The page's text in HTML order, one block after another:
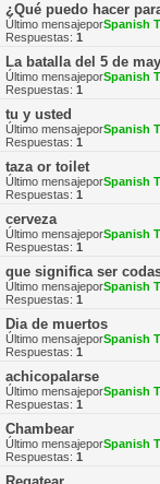
¿Qué puedo hacer
Último mensajeporSpanish
Respuestas: 1
La batalla del 5 de
Último mensajeporSpanish
Respuestas: 1
tu y usted
Último mensajeporSpanish
Respuestas: 1
taza or toilet
Último mensajeporSpanish
Respuestas: 1
cerveza
Último mensajeporSpanish
Respuestas: 1
que significa ser
Último mensajeporSpanish
Respuestas: 1
Dia de muertos
Último mensajeporSpanish
Respuestas: 1
achicopalarse
Último mensajeporSpanish
Respuestas: 1
Chambear
Último mensajeporSpanish
Respuestas: 1